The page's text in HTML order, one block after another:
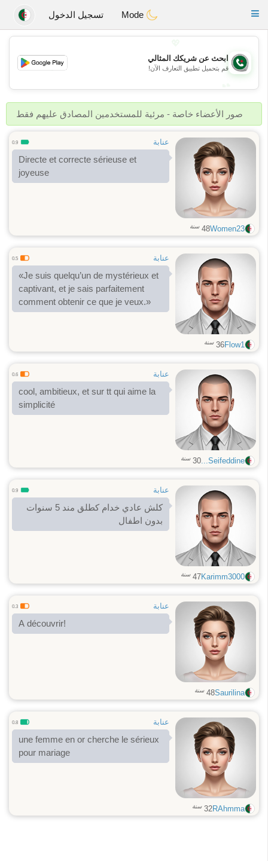
Weshrak
Toggle
تسجيل الدخول
💖
💕
ابحث عن شريكك المثالي
قم بتحميل تطبيق التعارف الآن!
صور الأعضاء خاصة - مرئية للمستخدمين المصادق عليهم فقط
عنابة 0.9
Directe et correcte sérieuse et
joyeuse
Women23
48 سنة
عنابة 0.5
«Je suis quelqu’un de mystérieux et
captivant, et je sais parfaitement
comment obtenir ce que je veux.»
Flow1
36 سنة
عنابة 0.6
cool, ambitieux, et sur tt qui aime la
simplicité
Seifeddine...
30 سنة
عنابة 0.9
كلش عادي خدام كطلق مند 5 سنوات
بدون اطفال
Karimm3000
47 سنة
عنابة 0.3
A découvrir!
Saurilina
48 سنة
عنابة 0.8
une femme en or cherche le sérieux
pour mariage
RAhmma
32 سنة